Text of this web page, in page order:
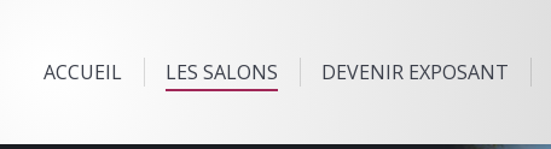
ACCUEIL LES SALONS DEVENIR EXPOSANT